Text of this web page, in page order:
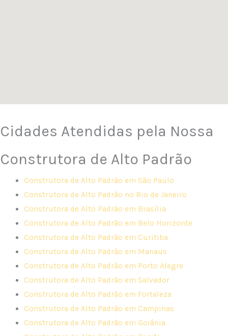
Cidades Atendidas pela Nossa
Construtora de Alto Padrão
Construtora de Alto Padrão em São Paulo
Construtora de Alto Padrão no Rio de Janeiro
Construtora de Alto Padrão em Brasília
Construtora de Alto Padrão em Belo Horizonte
Construtora de Alto Padrão em Curitiba
Construtora de Alto Padrão em Manaus
Construtora de Alto Padrão em Porto Alegre
Construtora de Alto Padrão em Salvador
Construtora de Alto Padrão em Fortaleza
Construtora de Alto Padrão em Campinas
Construtora de Alto Padrão em Goiânia